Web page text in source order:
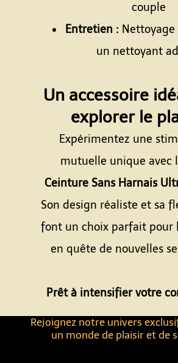
Rejoignez notre univers
un monde de plaisir et de
couple
Entretien :
un nettoyant
Un accessoire
explorer le
Expérimentez une
mutuelle unique avec
Ceinture Sans Harnais
Son design réaliste et sa
font un choix parfait pour
en quête de nouvelles
Prêt à intensifier votre